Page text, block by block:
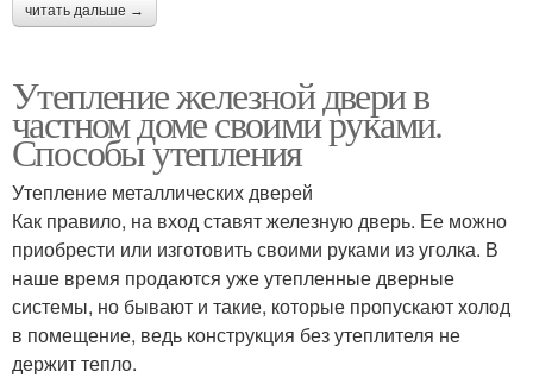
читать дальше →
Утепление железной двери в
частном доме своими руками.
Способы утепления
Утепление металлических дверей
Как правило, на вход ставят железную дверь. Ее можно
приобрести или изготовить своими руками из уголка. В
наше время продаются уже утепленные дверные
системы, но бывают и такие, которые пропускают холод
в помещение, ведь конструкция без утеплителя не
держит тепло.